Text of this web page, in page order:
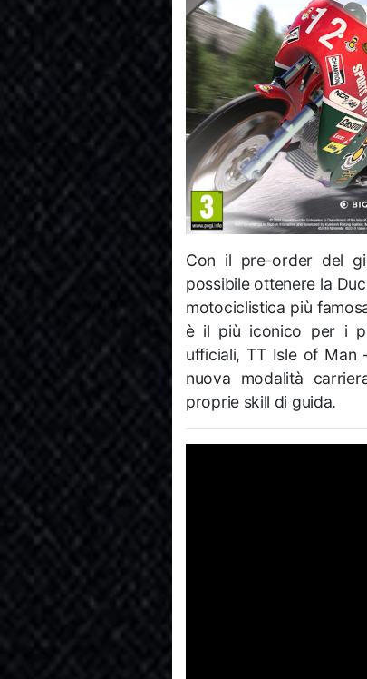
Con il pre-order del
possibile ottenere la
motociclistica più
è il più iconico per i
ufficiali, TT Isle of Man
nuova modalità
proprie skill di guida.